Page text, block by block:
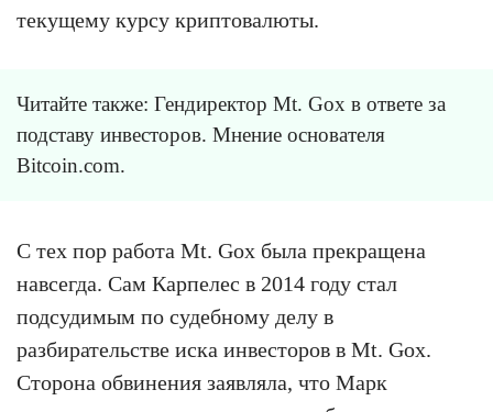
текущему курсу криптовалюты.
Читайте также: Гендиректор Mt. Gox в ответе за
подставу инвесторов. Мнение основателя
Bitcoin.com.
С тех пор работа Mt. Gox была прекращена
навсегда. Сам Карпелес в 2014 году стал
подсудимым по судебному делу в
разбирательстве иска инвесторов в Mt. Gox.
Сторона обвинения заявляла, что Марк